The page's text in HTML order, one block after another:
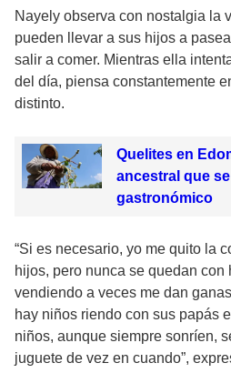
Nayely observa con nostalgia la
pueden llevar a sus hijos a
salir a comer. Mientras ella
del día, piensa constantemente
distinto.
Quelites en
ancestral que
gastronómico
“Si es necesario, yo me quito la
hijos, pero nunca se quedan con
vendiendo a veces me dan
hay niños riendo con sus papás
niños, aunque siempre sonríen,
juguete de vez en cuando”,